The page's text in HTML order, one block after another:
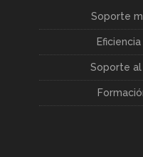
Soporte
Soporte